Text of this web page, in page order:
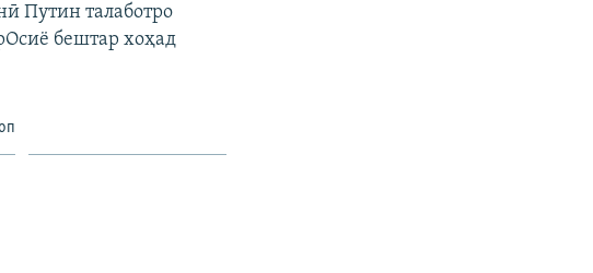
Путин талаботро
бештар хоҳад